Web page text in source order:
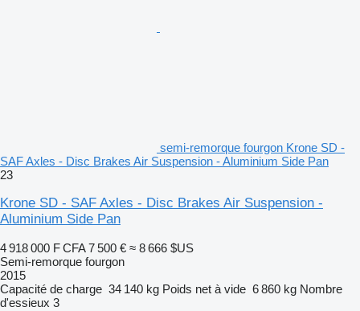
semi-remorque fourgon Krone SD -
SAF Axles - Disc Brakes Air Suspension - Aluminium Side Pan
23
Krone SD - SAF Axles - Disc Brakes Air Suspension -
Aluminium Side Pan
4 918 000 F CFA 7 500 € ≈ 8 666 $US
Semi-remorque fourgon
2015
Capacité de charge 34 140 kg Poids net à vide 6 860 kg Nombre
d'essieux 3